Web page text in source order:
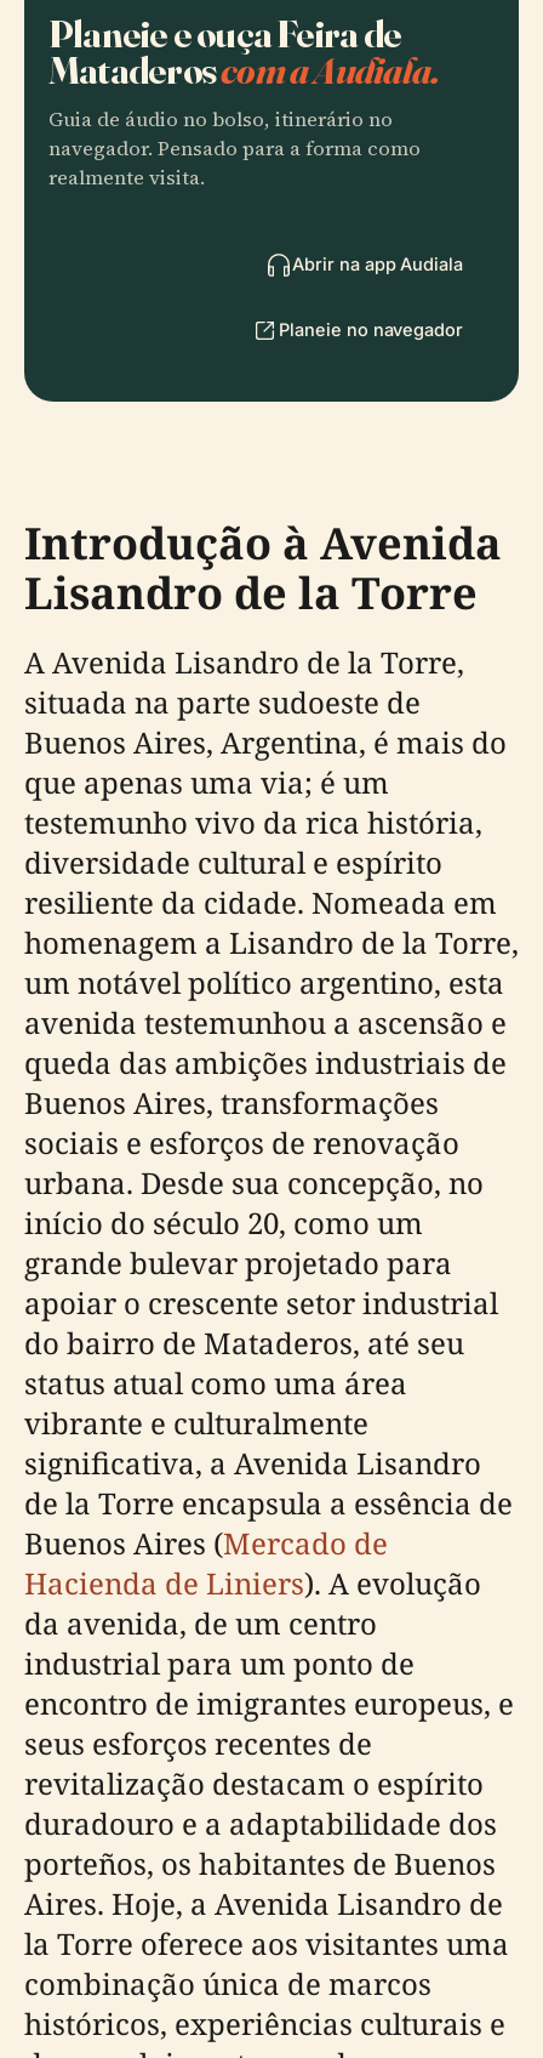
Planeie e ouça Feira de
Mataderoscom a Audiala.
Guia de áudio no bolso, itinerário no
navegador. Pensado para a forma como
realmente visita.
Abrir na app Audiala
Planeie no navegador
Introdução à Avenida
Lisandro de la Torre
A Avenida Lisandro de la Torre,
situada na parte sudoeste de
Buenos Aires, Argentina, é mais do
que apenas uma via; é um
testemunho vivo da rica história,
diversidade cultural e espírito
resiliente da cidade. Nomeada em
homenagem a Lisandro de la Torre,
um notável político argentino, esta
avenida testemunhou a ascensão e
queda das ambições industriais de
Buenos Aires, transformações
sociais e esforços de renovação
urbana. Desde sua concepção, no
início do século 20, como um
grande bulevar projetado para
apoiar o crescente setor industrial
do bairro de Mataderos, até seu
status atual como uma área
vibrante e culturalmente
significativa, a Avenida Lisandro
de la Torre encapsula a essência de
Buenos Aires (Mercado de
Hacienda de Liniers). A evolução
da avenida, de um centro
industrial para um ponto de
encontro de imigrantes europeus, e
seus esforços recentes de
revitalização destacam o espírito
duradouro e a adaptabilidade dos
porteños, os habitantes de Buenos
Aires. Hoje, a Avenida Lisandro de
la Torre oferece aos visitantes uma
combinação única de marcos
históricos, experiências culturais e